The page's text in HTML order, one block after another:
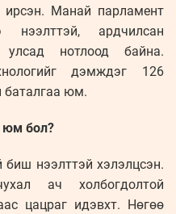
Манай парламент
нээлттэй, ардчилсан
нотлоод байна.
дэмждэг 126
баталгаа юм.
юм бол?
нээлттэй хэлэлцсэн.
ач холбогдолтой
цацраг идэвхт. Нөгөө